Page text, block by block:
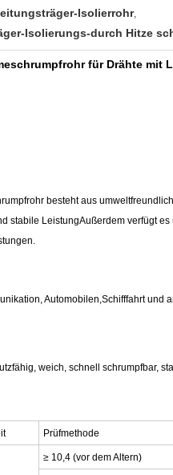
Isolierrohr,
Isolierungs-durch Hitze
für Drähte mit
besteht aus
stabile LeistungAußerdem verfügt
Automobilen,Schifffahrt und
weich, schnell schrumpfbar,
Prüfmethode
≥ 10,4 (vor dem Altern)